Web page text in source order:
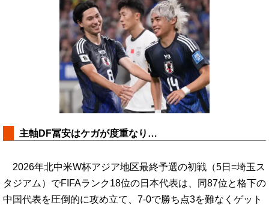
主軸DF冨安はケガが度重なり…
2026年北中米W杯アジア地区最終予選の初戦（5日=埼玉ス
タジアム）でFIFAランク18位の日本代表は、同87位と格下の
中国代表を圧倒的に攻め立て、7-0で勝ち点3を難なくゲット